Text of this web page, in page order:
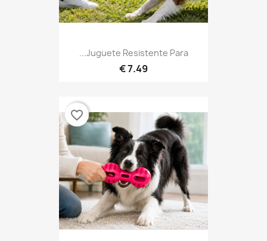
Juguete Resistente Para...
7.49 €
favorite_border